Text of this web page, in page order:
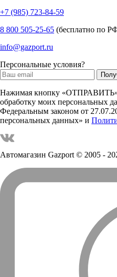
+7 (985) 723-84-59
8 800 505-25-65 (бесплатно по
info@gazport.ru
Персональные условия?
Нажимая кнопку «ОТПРАВИТЬ»,
обработку моих персональных
Федеральным законом от
персональных данных» и
Автомагазин Gazport© 2005 -